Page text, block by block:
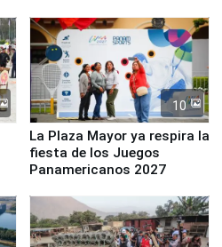
10
La Plaza Mayor ya respira la
fiesta de los Juegos
Panamericanos 2027